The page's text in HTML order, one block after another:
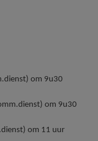
om 9u30
om 9u30
om 11 uur